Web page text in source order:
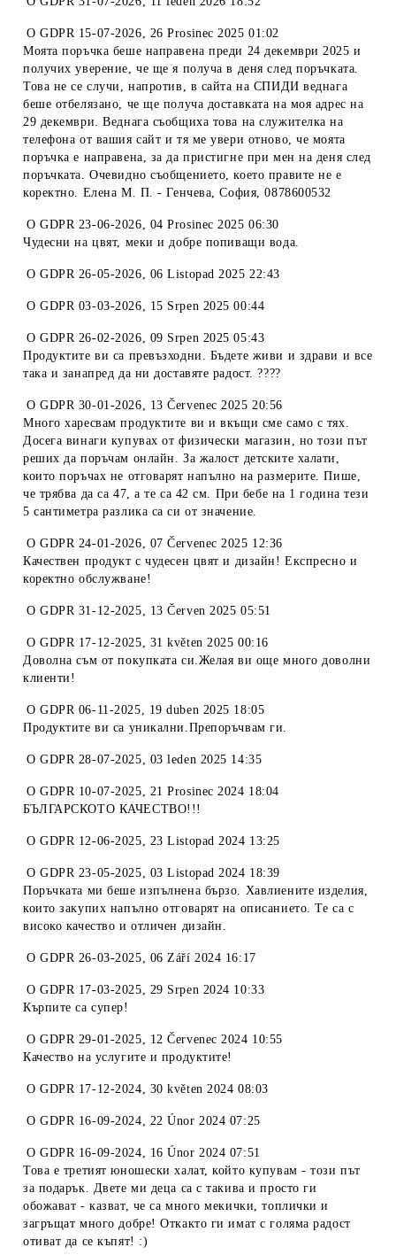
OGDPR 15-07-2026, 26 Prosinec 2025 01:02
Моята поръчка беше направена преди 24 декември 2025 и
получих уверение, че ще я получа в деня след поръчката.
Това не се случи, напротив, в сайта на СПИДИ веднага
беше отбелязано, че ще получа доставката на моя адрес на
29 декември. Веднага съобщиха това на служителка на
телефона от вашия сайт и тя ме увери отново, че моята
поръчка е направена, за да пристигне при мен на деня след
поръчката. Очевидно съобщението, което правите не е
коректно. Елена М. П. - Генчева, София, 0878600532
OGDPR 23-06-2026, 04 Prosinec 2025 06:30
Чудесни на цвят, меки и добре попиващи вода.
OGDPR 26-05-2026, 06 Listopad 2025 22:43
OGDPR 03-03-2026, 15 Srpen 2025 00:44
OGDPR 26-02-2026, 09 Srpen 2025 05:43
Продуктите ви са превъзходни. Бъдете живи и здрави и все
така и занапред да ни доставяте радост. ????
OGDPR 30-01-2026, 13 Červenec 2025 20:56
Много харесвам продуктите ви и вкъщи сме само с тях.
Досега винаги купувах от физически магазин, но този път
реших да поръчам онлайн. За жалост детските халати,
които поръчах не отговарят напълно на размерите. Пише,
че трябва да са 47, а те са 42 см. При бебе на 1 година тези
5 сантиметра разлика са си от значение.
OGDPR 24-01-2026, 07 Červenec 2025 12:36
Качествен продукт с чудесен цвят и дизайн! Експресно и
коректно обслужване!
OGDPR 31-12-2025, 13 Červen 2025 05:51
OGDPR 17-12-2025, 31 květen 2025 00:16
Доволна съм от покупката си.Желая ви още много доволни
клиенти!
OGDPR 06-11-2025, 19 duben 2025 18:05
Продуктите ви са уникални.Препоръчвам ги.
OGDPR 28-07-2025, 03 leden 2025 14:35
OGDPR 10-07-2025, 21 Prosinec 2024 18:04
БЪЛГАРСКОТО КАЧЕСТВО!!!
OGDPR 12-06-2025, 23 Listopad 2024 13:25
OGDPR 23-05-2025, 03 Listopad 2024 18:39
Поръчката ми беше изпълнена бързо. Хавлиените изделия,
които закупих напълно отговарят на описанието. Те са с
високо качество и отличен дизайн.
OGDPR 26-03-2025, 06 Září 2024 16:17
OGDPR 17-03-2025, 29 Srpen 2024 10:33
Кърпите са супер!
OGDPR 29-01-2025, 12 Červenec 2024 10:55
Качество на услугите и продуктите!
OGDPR 17-12-2024, 30 květen 2024 08:03
OGDPR 16-09-2024, 22 Únor 2024 07:25
OGDPR 16-09-2024, 16 Únor 2024 07:51
Това е третият юношески халат, който купувам - този път
за подарък. Двете ми деца са с такива и просто ги
обожават - казват, че са много мекички, топлички и
загръщат много добре! Откакто ги имат с голяма радост
отиват да се къпят! :)